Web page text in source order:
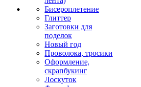
Бисероплетение
Глиттер
Заготовки для
поделок
Новый год
Проволока, тросики
Оформление,
скрапбукинг
Лоскуток